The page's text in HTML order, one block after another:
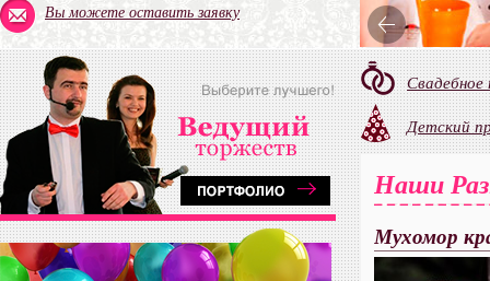
Вы можете оставить заявку
Детский
Наши
Мухомор